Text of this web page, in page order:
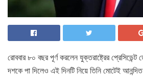
রোববার ৮০ বছর পূর্ণ করলেন যুক্তরাষ্ট্রের প্রেসিডেন্ট
দশকে পা দিলেও এই দিনটি নিয়ে তিনি মোটেই